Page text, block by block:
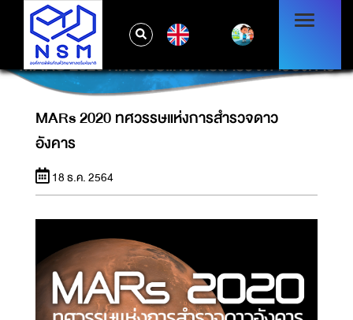
MARS 2020 ทศวรรษแห่งการสำรวจดาวอังคาร
MARs 2020 ทศวรรษแห่งการสำรวจดาว
อังคาร
18 ธ.ค. 2564